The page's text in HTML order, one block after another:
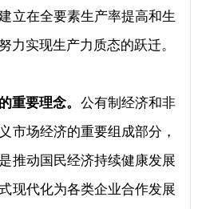
立在全要素生产率提高和生
力实现生产力质态的跃迁。
重要理念。 公有制经济和非
市场经济的重要组成部分，
推动国民经济持续健康发展
现代化为各类企业合作发展